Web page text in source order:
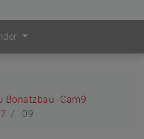
Bonatzbau -Cam9
09